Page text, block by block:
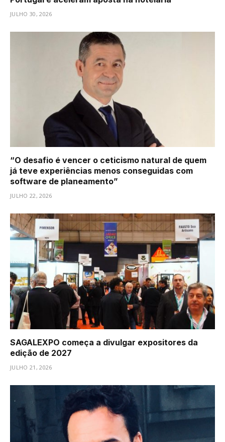
JULHO 30, 2026
“O desafio é vencer o ceticismo natural de quem
já teve experiências menos conseguidas com
software de planeamento”
JULHO 22, 2026
SAGALEXPO começa a divulgar expositores da
edição de 2027
JULHO 21, 2026